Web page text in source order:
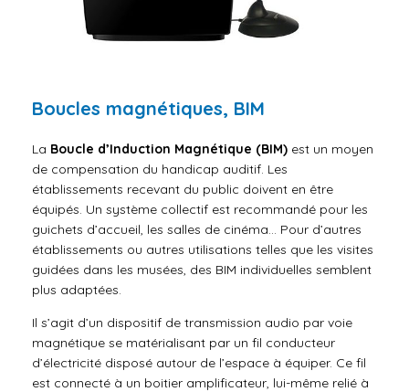
Boucles magnétiques, BIM
La Boucle d’Induction Magnétique (BIM) est un moyen
de compensation du handicap auditif. Les
établissements recevant du public doivent en être
équipés. Un système collectif est recommandé pour les
guichets d’accueil, les salles de cinéma… Pour d’autres
établissements ou autres utilisations telles que les visites
guidées dans les musées, des BIM individuelles semblent
plus adaptées.
Il s’agit d’un dispositif de transmission audio par voie
magnétique se matérialisant par un fil conducteur
d’électricité disposé autour de l’espace à équiper. Ce fil
est connecté à un boitier amplificateur, lui-même relié à